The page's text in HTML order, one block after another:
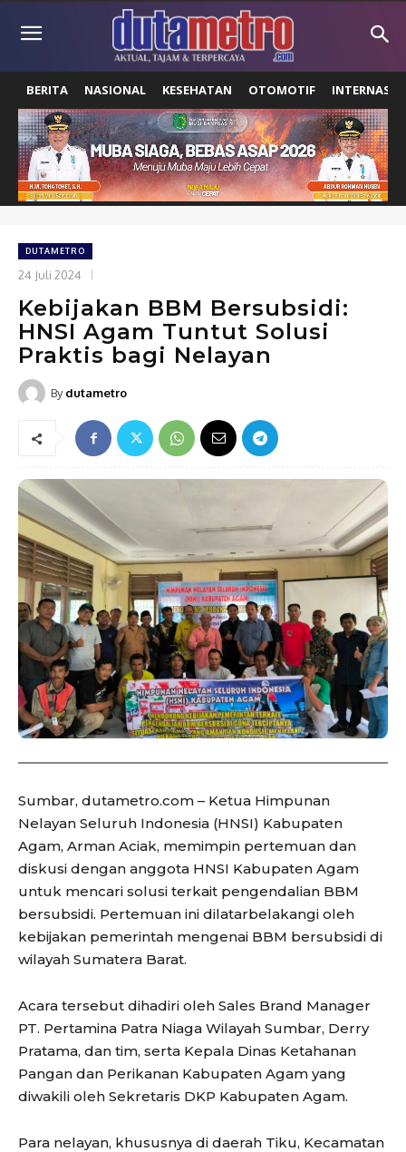
BERITA NASIONAL KESEHATAN OTOMOTIF
DUTAMETRO
24 Juli 2024
Kebijakan BBM Bersubsidi:
HNSI Agam Tuntut Solusi
Praktis bagi Nelayan
By dutametro
Sumbar, dutametro.com – Ketua Himpunan
Nelayan Seluruh Indonesia (HNSI) Kabupaten
Agam, Arman Aciak, memimpin pertemuan dan
diskusi dengan anggota HNSI Kabupaten Agam
untuk mencari solusi terkait pengendalian BBM
bersubsidi. Pertemuan ini dilatarbelakangi oleh
kebijakan pemerintah mengenai BBM bersubsidi di
wilayah Sumatera Barat.
Acara tersebut dihadiri oleh Sales Brand Manager
PT. Pertamina Patra Niaga Wilayah Sumbar, Derry
Pratama, dan tim, serta Kepala Dinas Ketahanan
Pangan dan Perikanan Kabupaten Agam yang
diwakili oleh Sekretaris DKP Kabupaten Agam.
Para nelayan, khususnya di daerah Tiku, Kecamatan